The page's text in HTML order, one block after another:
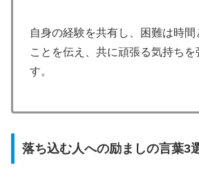
自身の経験を共有し、困難は時間
ことを伝え、共に頑張る気持ち
す。
落ち込む人への励ましの言葉3